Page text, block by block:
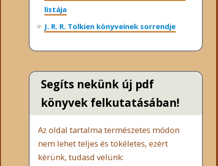
listája
J. R. R. Tolkien könyveinek sorrendje
Segíts nekünk új pdf
könyvek felkutatásában!
Az oldal tartalma természetes módon
nem lehet teljes és tökéletes, ezért
kérünk, tudasd velünk: